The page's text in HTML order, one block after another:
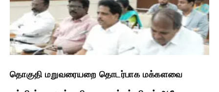
தொகுதி மறுவரையறை தொடர்பாக மக்களவை